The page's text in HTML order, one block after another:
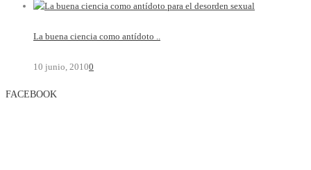
La buena ciencia como antídoto ..
10 junio, 20100
FACEBOOK